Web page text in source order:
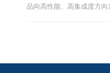
品向高性能、高集成度方